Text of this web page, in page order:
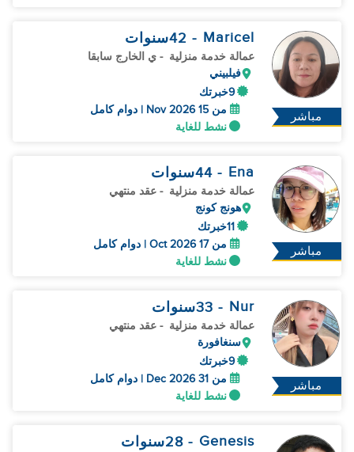
مباشر
Maricel
- 42 سنوات
عمالة خدمة منزلية - ي الخارج سابقا
فيلبيني
9خبرتك
من 15 Nov 2026 | دوام كامل
نشط للغاية
مباشر
Ena
- 44 سنوات
عمالة خدمة منزلية - عقد منتهي
هونج كونج
11خبرتك
من 17 Oct 2026 | دوام كامل
نشط للغاية
مباشر
Nur
- 33 سنوات
عمالة خدمة منزلية - عقد منتهي
سنغافورة
9خبرتك
من 31 Dec 2026 | دوام كامل
نشط للغاية
Genesis
- 28 سنوات